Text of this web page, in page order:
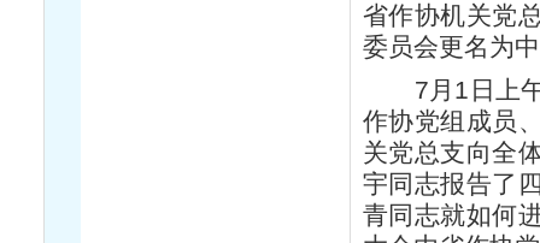
省作协机关党
委员会更名为
7月1日上午
作协党组成员
关党总支向全
宇同志报告了
青同志就如何